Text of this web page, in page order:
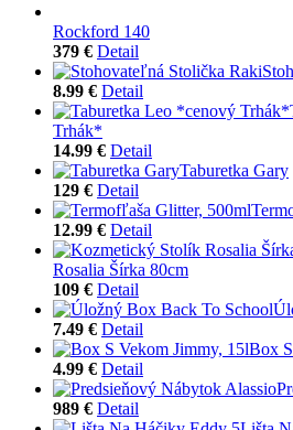
Rockford 140
379 € Detail
8.99 € Detail
Trhák*
14.99 € Detail
Taburetka Gary
129 € Detail
12.99 € Detail
Rosalia Šírka 80cm
109 € Detail
7.49 € Detail
Box
4.99 € Detail
989 € Detail